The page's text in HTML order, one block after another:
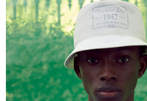
#注目のタグ
#SHOPPING ADDICT #憧れの逸品
#ESSENTIAL DESIGNS #古着サミ
#NEW VINTAGE #マイナーグッド
#路地裏てぃーん。 #MONTHLY
#GH 銘品の所以 #フイナムの